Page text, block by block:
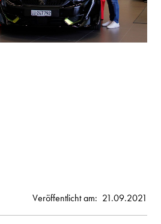
Veröffentlicht am: 21.09.2021